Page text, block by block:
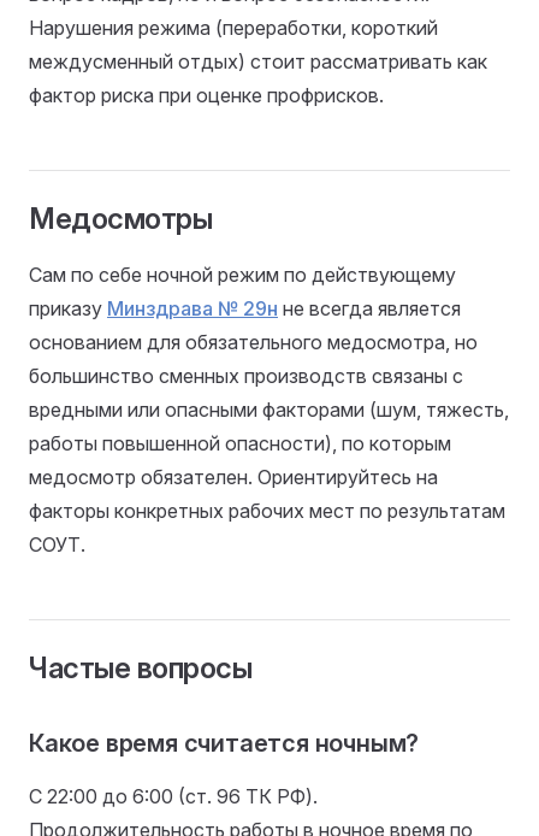
Нарушения режима (переработки, короткий
междусменный отдых) стоит рассматривать как
фактор риска при оценке профрисков.
Медосмотры
Сам по себе ночной режим по действующему
приказу Минздрава № 29н не всегда является
основанием для обязательного медосмотра, но
большинство сменных производств связаны с
вредными или опасными факторами (шум, тяжесть,
работы повышенной опасности), по которым
медосмотр обязателен. Ориентируйтесь на
факторы конкретных рабочих мест по результатам
СОУТ.
Частые вопросы
Какое время считается ночным?
С 22:00 до 6:00 (ст. 96 ТК РФ).
Продолжительность работы в ночное время по